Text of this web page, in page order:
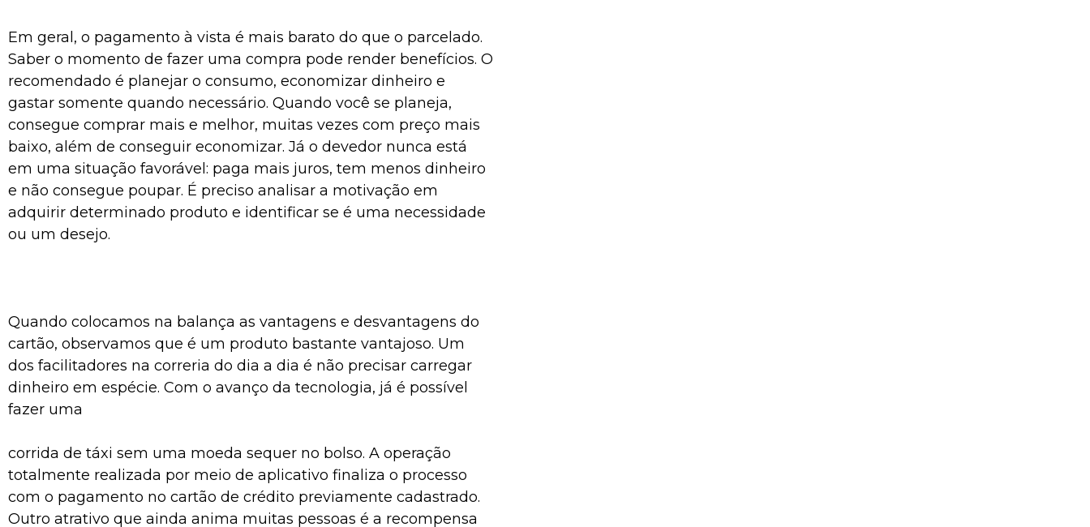
Em geral, o pagamento à vista é mais barato do que o parcelado.
Saber o momento de fazer uma compra pode render benefícios. O
recomendado é planejar o consumo, economizar dinheiro e
gastar somente quando necessário. Quando você se planeja,
consegue comprar mais e melhor, muitas vezes com preço mais
baixo, além de conseguir economizar. Já o devedor nunca está
em uma situação favorável: paga mais juros, tem menos dinheiro
e não consegue poupar. É preciso analisar a motivação em
adquirir determinado produto e identificar se é uma necessidade
ou um desejo.
Quando colocamos na balança as vantagens e desvantagens do
cartão, observamos que é um produto bastante vantajoso. Um
dos facilitadores na correria do dia a dia é não precisar carregar
dinheiro em espécie. Com o avanço da tecnologia, já é possível
fazer uma
corrida de táxi sem uma moeda sequer no bolso. A operação
totalmente realizada por meio de aplicativo finaliza o processo
com o pagamento no cartão de crédito previamente cadastrado.
Outro atrativo que ainda anima muitas pessoas é a recompensa